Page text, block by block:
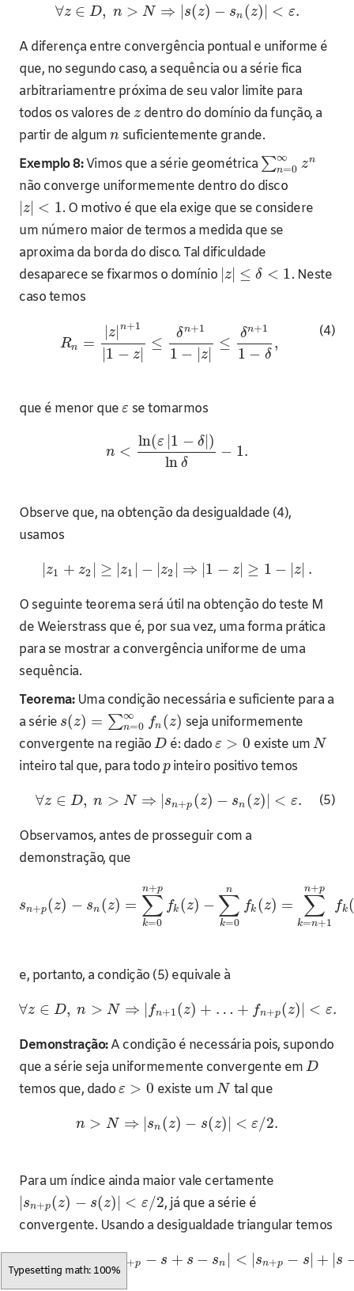
∀z ∈ D, n > N ⇒ s(z) − sn (z) < ε.
A diferença entre convergência pontual e uniforme é
que, no segundo caso, a sequência ou a série fica
arbitrariamentre próxima de seu valor limite para
todos os valores de z dentro do domínio da função, a
partir de algum n suficientemente grande.
Exemplo 8:Vimos que a série geométrica ∑∞
n=0 zn
não converge uniformemente dentro do disco
z < 1. O motivo é que ela exige que se considere
um número maior de termos a medida que se
aproxima da borda do disco. Tal dificuldade
desaparece se fixarmos o domínio z| ≤ δ < 1. Neste
caso temos
(4)
Rn =
|z n+1
1 − z|
≤
δn+1
1 − z|
≤
δn+1
1 − δ
,
que é menor que ε se tomarmos
n <
ln(ε |1 − δ|)
ln δ
− 1.
Observe que, na obtenção da desigualdade (4),
usamos
|z1 + z2 ≥ |z1 − |z2 ⇒ 1 − z ≥ 1 − |z .
O seguinte teorema será útil na obtenção do teste M
de Weierstrass que é, por sua vez, uma forma prática
para se mostrar a convergência uniforme de uma
sequência.
Teorema: Uma condição necessária e suficiente para a
a série s(z) = ∑∞
n=0 fn (z) seja uniformemente
convergente na região D é: dadoε > 0 existe umN
inteiro tal que, para todo pinteiro positivo temos
(5)
∀z ∈ D, n > N ⇒ sn+p (z) − sn (z) < ε.
Observamos, antes de prosseguir com a
demonstração, que
sn+p(z) − sn (z) = ∑
k=0
n+p
fk (z) − ∑
k=0
n
fk (z) = ∑
k=n+1
n+p
fk
e, portanto, a condição (5) equivale à
∀z ∈ D, n > N ⇒ | fn+1(z) + … + fn+p(z)| < ε.
Demonstração:A condição é necessária pois, supondo
que a série seja uniformemente convergente em D
temos que, dado ε > 0 existe um N tal que
n > N ⇒ |sn (z) − s(z)| < ε/2.
Para um índice ainda maior vale certamente
|sn+p(z) − s(z)| < ε/2, já que a série é
convergente. Usando a desigualdade triangular temos
| + − | = | +p − s + s − sn | < |sn+p − s| + |s